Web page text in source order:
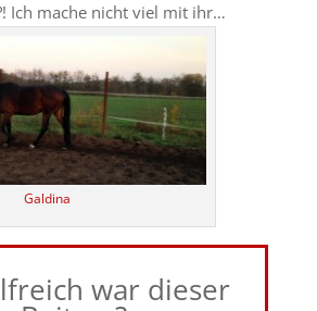
Ich mache nicht viel mit ihr…
Galdina
war dieser